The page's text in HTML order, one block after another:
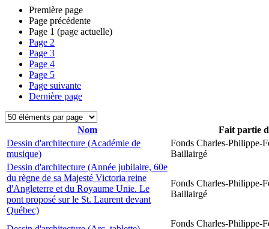
Première page
Page précédente
Page 1 (page actuelle)
Page 2
Page 3
Page 4
Page 5
Page suivante
Dernière page
Nom
Fait partie
Dessin d'architecture (Académie de
musique)
Fonds Charles-Philippe-
Baillairgé
Dessin d'architecture (Année jubilaire, 60e
du règne de sa Majesté Victoria reine
d'Angleterre et du Royaume Unie. Le
pont proposé sur le St. Laurent devant
Québec)
Fonds Charles-Philippe-
Baillairgé
Fonds Charles-Philippe-